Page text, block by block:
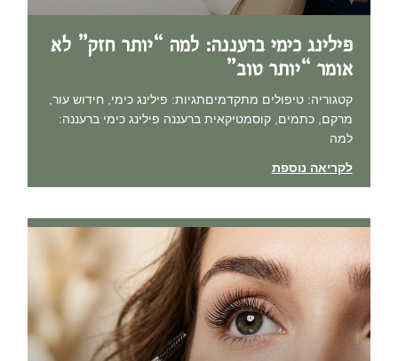
פילינג כימי ברעננה: למה “יותר חזק” לא
אומר “יותר טוב”
קטגוריה: טיפולים מתקדמיםתגיות: פילינג כימי, חידוש עור,
מרקם, כתמים, קוסמטיקאית ברעננה פילינג כימי ברעננה:
למה
לקריאה נוספת